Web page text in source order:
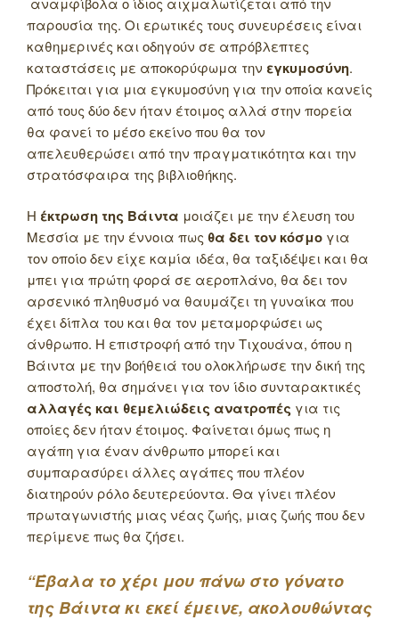
παρουσία της. Οι ερωτικές τους συνευρέσεις είναι
καθημερινές και οδηγούν σε απρόβλεπτες
καταστάσεις με αποκορύφωμα την εγκυμοσύνη.
Πρόκειται για μια εγκυμοσύνη για την οποία κανείς
από τους δύο δεν ήταν έτοιμος αλλά στην πορεία
θα φανεί το μέσο εκείνο που θα τον
απελευθερώσει από την πραγματικότητα και την
στρατόσφαιρα της βιβλιοθήκης.
Η έκτρωση της Βάιντα μοιάζει με την έλευση του
Μεσσία με την έννοια πως θα δει τον κόσμο για
τον οποίο δεν είχε καμία ιδέα, θα ταξιδέψει και θα
μπει για πρώτη φορά σε αεροπλάνο, θα δει τον
αρσενικό πληθυσμό να θαυμάζει τη γυναίκα που
έχει δίπλα του και θα τον μεταμορφώσει ως
άνθρωπο. Η επιστροφή από την Τιχουάνα, όπου η
Βάιντα με την βοήθειά του ολοκλήρωσε την δική της
αποστολή, θα σημάνει για τον ίδιο συνταρακτικές
αλλαγές και θεμελιώδεις ανατροπές για τις
οποίες δεν ήταν έτοιμος. Φαίνεται όμως πως η
αγάπη για έναν άνθρωπο μπορεί και
συμπαρασύρει άλλες αγάπες που πλέον
διατηρούν ρόλο δευτερεύοντα. Θα γίνει πλέον
πρωταγωνιστής μιας νέας ζωής, μιας ζωής που δεν
περίμενε πως θα ζήσει.
“Έβαλα το χέρι μου πάνω στο γόνατο
της Βάιντα κι εκεί έμεινε, ακολουθώντας